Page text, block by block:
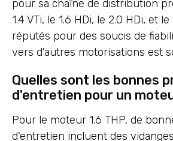
pour sa chaîne de distribution
1.4 VTi, le 1.6 HDi, le 2.0 HDi, et le
réputés pour des soucis de
vers d'autres motorisations est
Quelles sont les bonnes
d'entretien pour un
Pour le moteur 1.6 THP, de
d'entretien incluent des